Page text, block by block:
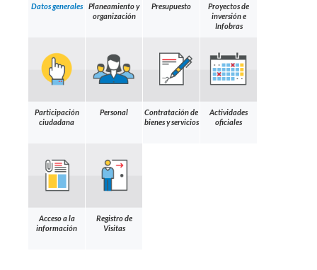
Datos generales
Planeamiento y
organización
Presupuesto
Proyectos de
inversión e
Infobras
Participación
ciudadana
Personal
Contratación de
bienes y servicios
Actividades
oficiales
Acceso a la
información
Registro de
Visitas